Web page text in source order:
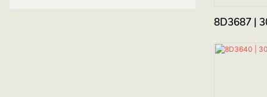
8D3687 |